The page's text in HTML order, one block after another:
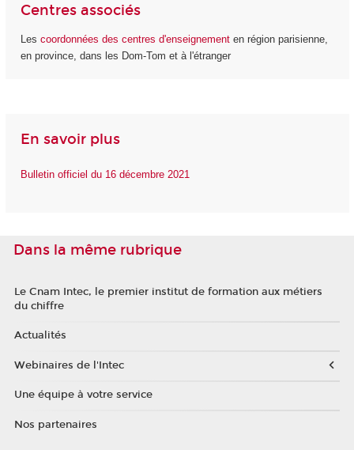
Centres associés
Les coordonnées des centres d'enseignement en région parisienne,
en province, dans les Dom-Tom et à l'étranger
En savoir plus
Bulletin officiel du 16 décembre 2021
Dans la même rubrique
Le Cnam Intec, le premier institut de formation aux métiers
du chiffre
Actualités
Webinaires de l'Intec
Une équipe à votre service
Nos partenaires